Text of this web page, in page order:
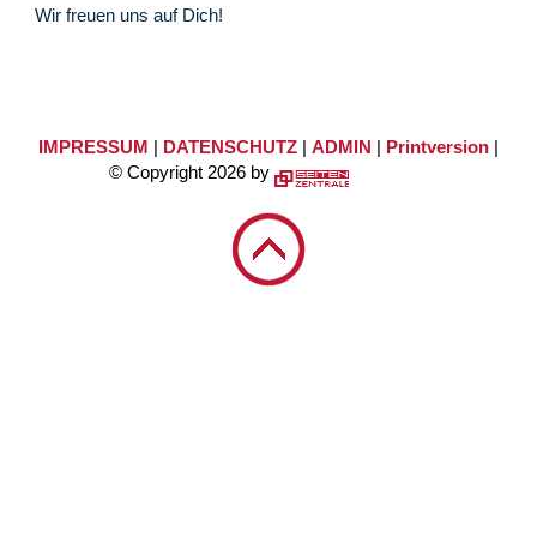
Wir freuen uns auf Dich!
IMPRESSUM | DATENSCHUTZ| ADMIN | Printversion|
© Copyright 2026 by